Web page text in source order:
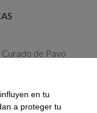
Curado de Pavo
en tu
a proteger tu